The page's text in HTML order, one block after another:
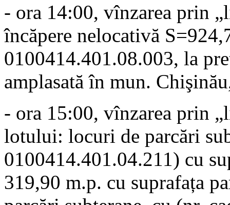
- ora 14:00, vînzarea prin
încăpere nelocativă
0100414.401.08.003, la
amplasată în mun.
- ora 15:00, vînzarea prin
lotului: locuri de parcări
0100414.401.04.211) cu
319,90 m.p. cu suprafața